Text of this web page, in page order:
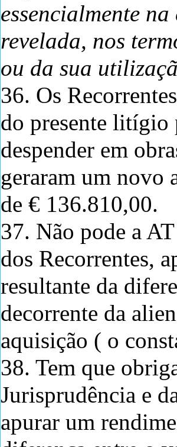
essencialmente
revelada, nos
ou da sua
36. Os
do presente litígio
despender em
geraram um novo
de € 136.810,00.
37. Não pode a
dos Recorrentes,
resultante da
decorrente da
aquisição ( o
38. Tem que
Jurisprudência e
apurar um